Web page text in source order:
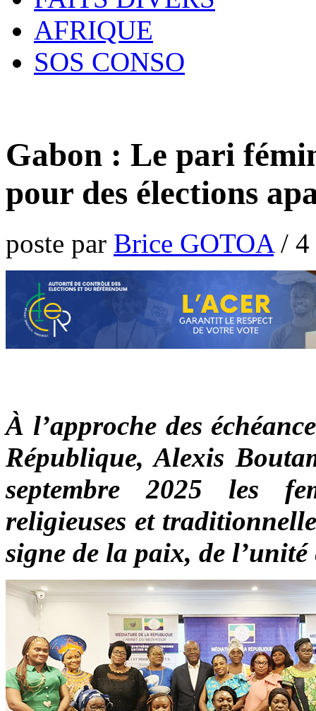
AFRIQUE
SOS CONSO
Gabon : Le pari
pour des élections
poste par Brice GOTOA/ 4
À l’approche des
République, Alexis
septembre 2025 les
religieuses et
signe de la paix, de